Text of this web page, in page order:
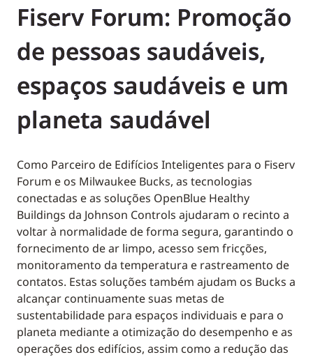
Fiserv Forum: Promoção
de pessoas saudáveis,
espaços saudáveis e um
planeta saudável
Como Parceiro de Edifícios Inteligentes para o Fiserv
Forum e os Milwaukee Bucks, as tecnologias
conectadas e as soluções OpenBlue Healthy
Buildings da Johnson Controls ajudaram o recinto a
voltar à normalidade de forma segura, garantindo o
fornecimento de ar limpo, acesso sem fricções,
monitoramento da temperatura e rastreamento de
contatos. Estas soluções também ajudam os Bucks a
alcançar continuamente suas metas de
sustentabilidade para espaços individuais e para o
planeta mediante a otimização do desempenho e as
operações dos edifícios, assim como a redução das